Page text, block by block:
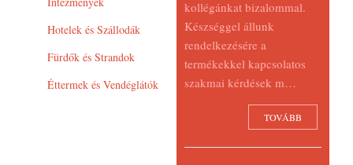
Hotelek és Szállodák
Fürdők és Strandok
Éttermek és Vendéglátók
kollégánkat bizalommal.
Készséggel állunk
rendelkezésére a
termékekkel kapcsolatos
szakmai kérdések m…
TOVÁBB